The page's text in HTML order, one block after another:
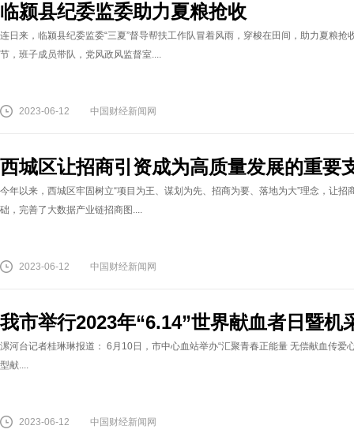
临颍县纪委监委助力夏粮抢收
连日来，临颍县纪委监委“三夏”督导帮扶工作队冒着风雨，穿梭在田间，助力夏粮
节，班子成员带队，党风政风监督室....
2023-06-12 中国财经新闻网
西城区让招商引资成为高质量发展的重要
今年以来，西城区牢固树立“项目为王、谋划为先、招商为要、落地为大”理念，让
础，完善了大数据产业链招商图....
2023-06-12 中国财经新闻网
我市举行2023年“6.14”世界献血者日暨机
漯河台记者桂琳琳报道： 6月10日，市中心血站举办“汇聚青春正能量 无偿献血传
型献....
2023-06-12 中国财经新闻网